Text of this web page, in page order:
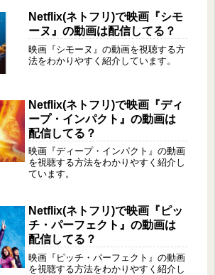
Netflix(ネトフリ)で映画『シモ
ーヌ』の動画は配信してる？
映画『シモーヌ』の動画を視聴する方
法をわかりやすく紹介しています。
Netflix(ネトフリ)で映画『ディ
ープ・インパクト』の動画は
配信してる？
映画『ディープ・インパクト』の動画
を視聴する方法をわかりやすく紹介し
ています。
Netflix(ネトフリ)で映画『ピッ
チ・パーフェクト』の動画は
配信してる？
映画『ピッチ・パーフェクト』の動画
を視聴する方法をわかりやすく紹介し